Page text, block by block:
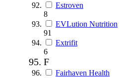
Estroven
8
EVLution Nutrition
91
Extrifit
6
F
Fairhaven Health